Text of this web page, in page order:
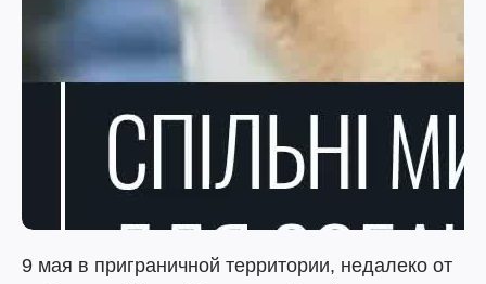
9 мая в приграничной территории, недалеко от